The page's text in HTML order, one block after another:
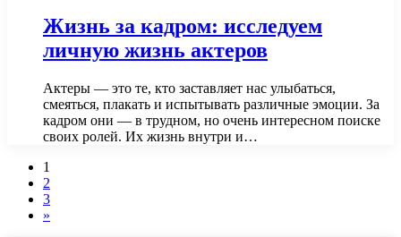
Жизнь за кадром: исследуем
личную жизнь актеров
Актеры — это те, кто заставляет нас улыбаться,
смеяться, плакать и испытывать различные эмоции. За
кадром они — в трудном, но очень интересном поиске
своих ролей. Их жизнь внутри и…
1
2
3
»